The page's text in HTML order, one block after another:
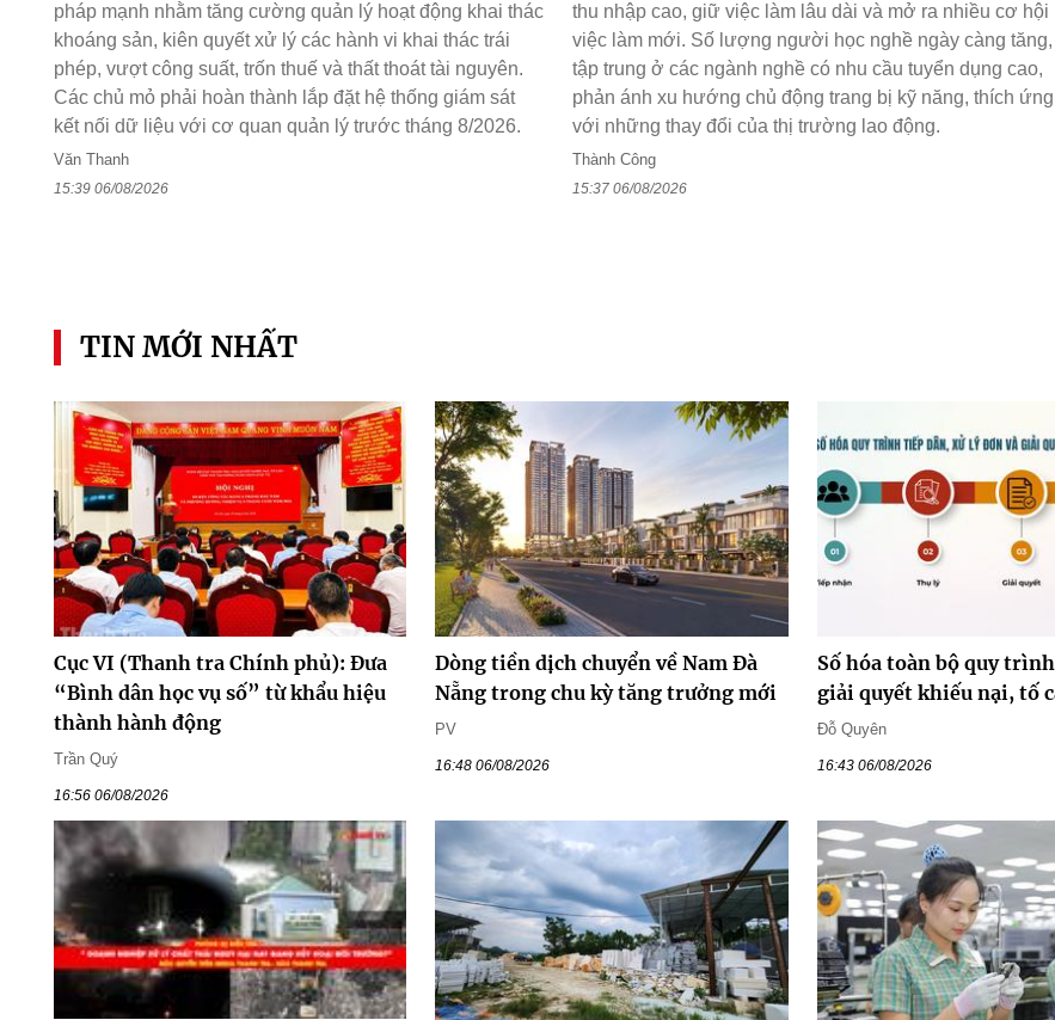
pháp mạnh nhằm tăng cường quản lý hoạt động khai thác
khoáng sản, kiên quyết xử lý các hành vi khai thác trái
phép, vượt công suất, trốn thuế và thất thoát tài nguyên.
Các chủ mỏ phải hoàn thành lắp đặt hệ thống giám sát
kết nối dữ liệu với cơ quan quản lý trước tháng 8/2026.
Văn Thanh
15:39 06/08/2026
thu nhập cao, giữ việc làm lâu dài và mở ra nhiều cơ hội
việc làm mới. Số lượng người học nghề ngày càng tăng,
tập trung ở các ngành nghề có nhu cầu tuyển dụng cao,
phản ánh xu hướng chủ động trang bị kỹ năng, thích ứng
với những thay đổi của thị trường lao động.
Thành Công
15:37 06/08/2026
TIN MỚI NHẤT
Cục VI (Thanh tra Chính phủ): Đưa
“Bình dân học vụ số” từ khẩu hiệu
thành hành động
Trần Quý
16:56 06/08/2026
Dòng tiền dịch chuyển về Nam Đà
Nẵng trong chu kỳ tăng trưởng mới
PV
16:48 06/08/2026
Số hóa toàn bộ quy
giải quyết khiếu nại, tố
Đỗ Quyên
16:43 06/08/2026